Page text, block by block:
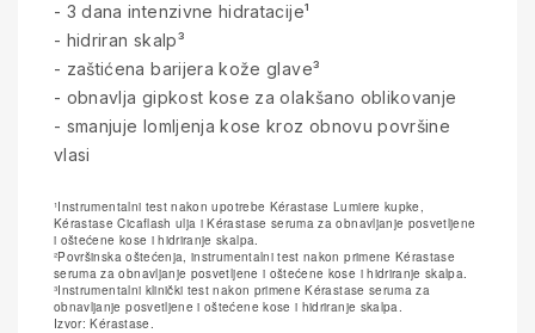
- 3 dana intenzivne hidratacije¹
- hidriran skalp³
- zaštićena barijera kože glave³
- obnavlja gipkost kose za olakšano oblikovanje
- smanjuje lomljenja kose kroz obnovu površine
vlasi
¹Instrumentalni test nakon upotrebe Kérastase Lumiere kupke,
Kérastase Cicaflash ulja i Kérastase seruma za obnavljanje posvetljene
i oštećene kose i hidriranje skalpa.
²Površinska oštećenja, instrumentalni test nakon primene Kérastase
seruma za obnavljanje posvetljene i oštećene kose i hidriranje skalpa.
³Instrumentalni klinički test nakon primene Kérastase seruma za
obnavljanje posvetljene i oštećene kose i hidriranje skalpa.
Izvor: Kérastase.